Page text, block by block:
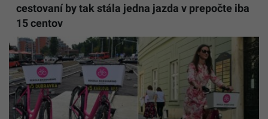
cestovaní by tak stála jedna jazda v prepočte iba
15 centov